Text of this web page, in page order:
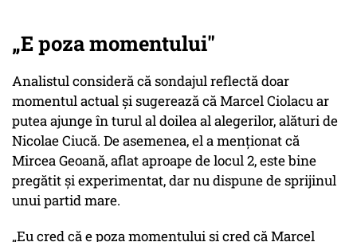
„E poza momentului"
Analistul consideră că sondajul reflectă doar
momentul actual și sugerează că Marcel Ciolacu ar
putea ajunge în turul al doilea al alegerilor, alături de
Nicolae Ciucă. De asemenea, el a menționat că
Mircea Geoană, aflat aproape de locul 2, este bine
pregătit și experimentat, dar nu dispune de sprijinul
unui partid mare.
„Eu cred că e poza momentului și cred că Marcel